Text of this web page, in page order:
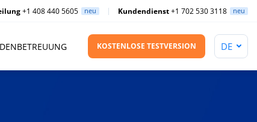
+1 408 440 5605 neu Kundendienst+1 702 530 3118 neu
KOSTENLOSE TESTVERSION